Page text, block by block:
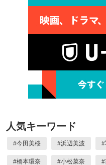
人気キーワード
#今田美桜 #浜辺美波 #
#橋本環奈 #小松菜奈 #